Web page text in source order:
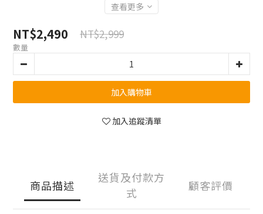
查看更多
NT$2,490 NT$2,999
數量
加入購物車
加入追蹤清單
商品描述
送貨及付款方
式
顧客評價